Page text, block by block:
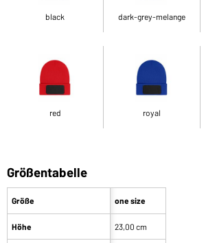
black dark-grey-melange
red royal
Größentabelle
Größe
Höhe
one size
23,00 cm